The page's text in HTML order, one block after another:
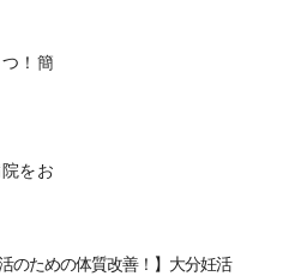
！簡
をお
のための体質改善！】大分妊活